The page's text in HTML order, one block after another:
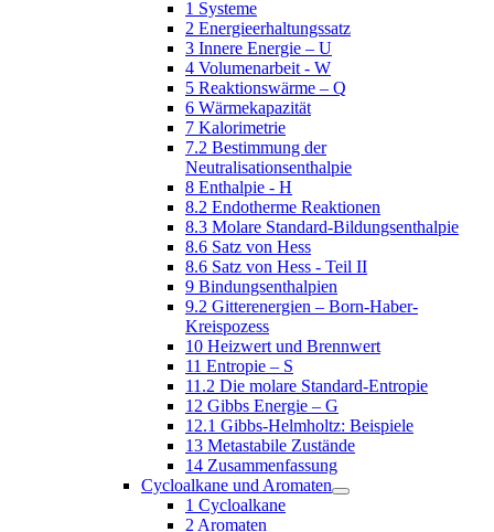
1 Systeme
2 Energieerhaltungssatz
3 Innere Energie – U
4 Volumenarbeit - W
5 Reaktionswärme – Q
6 Wärmekapazität
7 Kalorimetrie
7.2 Bestimmung der
Neutralisationsenthalpie
8 Enthalpie - H
8.2 Endotherme Reaktionen
8.3 Molare Standard-Bildungsenthalpie
8.6 Satz von Hess
8.6 Satz von Hess - Teil II
9 Bindungsenthalpien
9.2 Gitterenergien – Born-Haber-
Kreispozess
10 Heizwert und Brennwert
11 Entropie – S
11.2 Die molare Standard-Entropie
12 Gibbs Energie – G
12.1 Gibbs-Helmholtz: Beispiele
13 Metastabile Zustände
14 Zusammenfassung
Cycloalkane und Aromaten
1 Cycloalkane
2 Aromaten